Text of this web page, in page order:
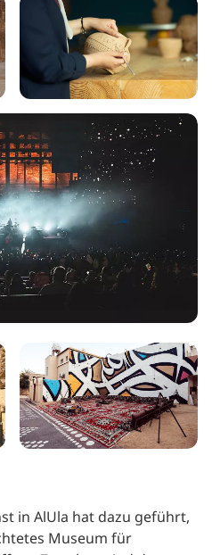
in AlUla hat dazu geführt,
Museum für